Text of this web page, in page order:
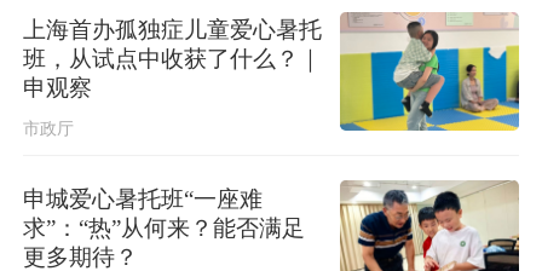
日早晨在苍南到象山一带沿海登陆
台湾发布台风“白海豚”海上警报
上海首办孤独症儿童爱心暑托
班，从试点中收获了什么？｜
申观察
市政厅
申城爱心暑托班“一座难
求”：“热”从何来？能否满足
更多期待？